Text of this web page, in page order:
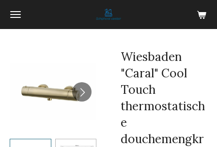
Ga
Wiesbaden
"Caral" Cool
Touch
thermostatisch
e
douchemengkr